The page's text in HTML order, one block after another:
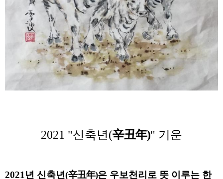
2021 "신축년(辛丑年)" 기운
2021년 신축년(辛丑年)은 우보천리로 뜻 이루는 한